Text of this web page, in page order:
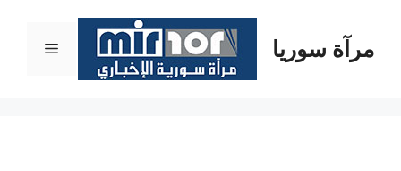
المحتوىمرآة سوريا القائمة